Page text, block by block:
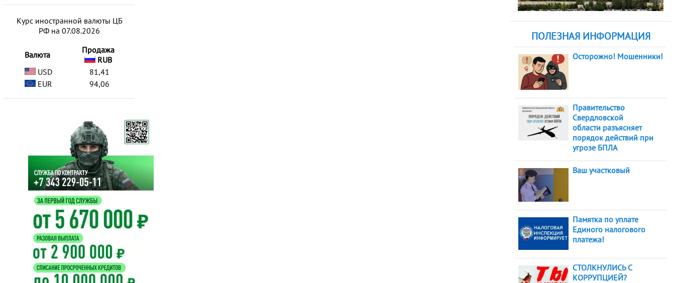
Курс иностранной валюты ЦБ
РФ на 07.08.2026
Валюта
Продажа
RUB
USD
81,41
EUR
94,06
ПОЛЕЗНАЯ ИНФОРМАЦИЯ
Осторожно! Мошенники!
Правительство
Свердловской
области разъясняет
порядок действий при
угрозе БПЛА
Ваш участковый
Памятка по уплате
Единого налогового
платежа!
СТОЛКНУЛИСЬ С
КОРРУПЦИЕЙ?